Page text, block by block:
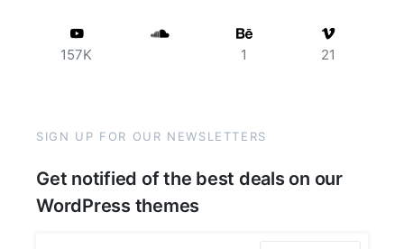
157K 1 21
SIGN UP FOR OUR NEWSLETTERS
Get notified of the best deals on our
WordPress themes